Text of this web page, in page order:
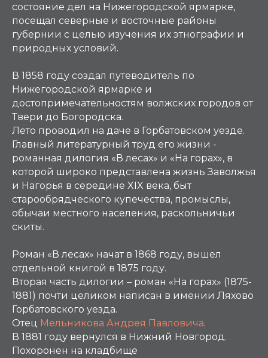
состояние дел на Нижегородской ярмарке,
посещал северные и восточные районы
губернии с целью изучения их этнографии и
природных условий.
В 1858 году создал путеводитель по
Нижегородской ярмарке и
достопримечательностям волжских городов от
Твери до Богородска.
Лето проводил на даче в Горбатовском уезде.
Главный литературный труд его жизни -
романная дилогия «В лесах» и «На горах», в
которой широко представлена жизнь Заволжья
и Нагорья в середине XIX века, быт
старообрядческого купечества, промыслы,
обычаи местного населения, раскольничьи
скиты.
Роман «В лесах» начат в 1868 году, вышел
отдельной книгой в 1875 году.
Вторая часть дилогии – роман «На горах» (1875-
1881) почти целиком написан в имении Ляхово
Горбатовского уезда.
Отец Мельникова Андрея Павловича.
В 1881 году вернулся в Нижний Новгород.
Похоронен на кладбище